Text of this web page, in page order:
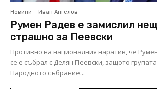
Новини Иван Ангелов
Румен Радев е замислил
страшно за Пеевски
Противно на националния наратив, че
се е събрал с Делян Пеевски, защото
Народното събрание...